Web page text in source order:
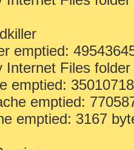
emptied:
Internet Files
emptied:
emptied:
emptied: 3167